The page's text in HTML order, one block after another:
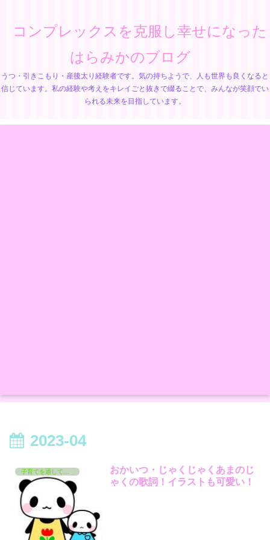
コンプレックスを克服し幸せになった
はらみかのブログ
うつ・引きこもり・産後太り経験者です。気の持ちようで、人も世界も良くなると
信じています。私の経験や考えをキレイごと抜きで綴ることで、みんなが笑顔でい
られる未来を目指しています。
2023-04
おかいつ・じゃくじゃくあまのじ
ゃくの歌詞！イラストも可愛い！